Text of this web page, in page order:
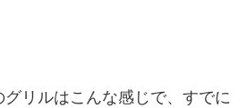
リルはこんな感じで、すでに